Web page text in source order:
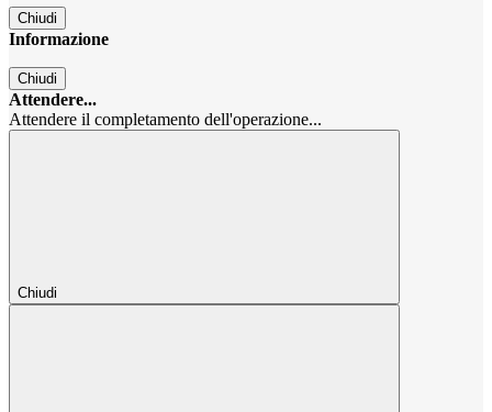
Chiudi
Informazione
Chiudi
Attendere...
Attendere il completamento dell'operazione...
Chiudi